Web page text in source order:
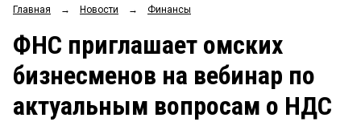
ОБЩЕСТВО
ЗАКОН Рейтинги
Блоги
Архив
Главная → Новости → Финансы
ФНС приглашает омских
бизнесменов на вебинар по
актуальным вопросам о НДС